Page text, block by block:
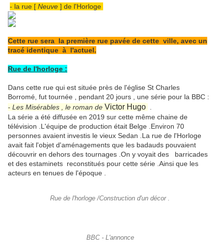
- la rue [ Neuve ] de l'Horloge
Cette rue sera la première rue pavée de cette ville, avec un
tracé identique à l'actuel.
Rue de l'horloge :
Dans cette rue qui est située près de l'église St Charles
Borromé, fut tournée , pendant 20 jours , une série pour la BBC :
- Les Misérables , le roman de Victor Hugo
La série a été diffusée en 2019 sur cette même chaine de
télévision .L'équipe de production était Belge .Environ 70
personnes avaient investis le vieux Sedan .La rue de l'Horloge
avait fait l'objet d'aménagements que les badauds pouvaient
découvrir en dehors des tournages .On y voyait des barricades
et des estaminets reconstitués pour cette série .Ainsi que les
acteurs en tenues de l'époque .
Rue de l'horloge /Construction d'un décor .
BBC - L'annonce